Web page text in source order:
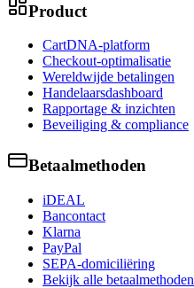
Product
CartDNA-platform
Checkout-optimalisatie
Wereldwijde betalingen
Handelaarsdashboard
Rapportage & inzichten
Beveiliging & compliance
Betaalmethoden
iDEAL
Bancontact
Klarna
PayPal
SEPA-domiciliëring
Bekijk alle betaalmethoden